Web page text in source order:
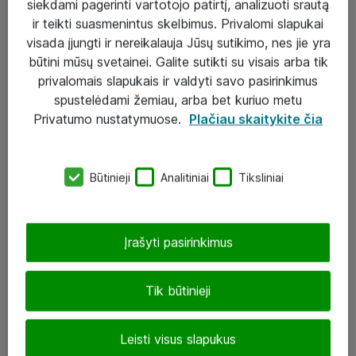
Sprendimai ir paslaugos
Paslaugos
Įgyvendinti projektai
J. Rutkausko g. 6, Vilnius
siekdami pagerinti vartotojo patirtį, analizuoti srautą
ir teikti suasmenintus skelbimus. Privalomi slapukai
visada įjungti ir nereikalauja Jūsų sutikimo, nes jie yra
būtini mūsų svetainei. Galite sutikti su visais arba tik
privalomais slapukais ir valdyti savo pasirinkimus
spustelėdami žemiau, arba bet kuriuo metu
Privatumo nustatymuose. Plačiau skaitykite čia
Būtinieji Analitiniai Tiksliniai
Tik būtinieji
Leisti visus slapukus
Įrašyti pasirinkimus